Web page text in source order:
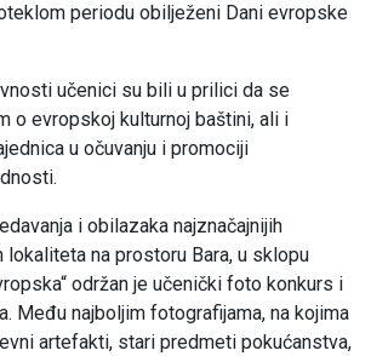
periodu obilježeni Dani evropske
učenici su bili u prilici da se
o evropskoj kulturnoj baštini, ali i
u očuvanju i promociji
i obilazaka najznačajnijih
na prostoru Bara, u sklopu
održan je učenički foto konkurs i
Među najboljim fotografijama, na kojima
artefakti, stari predmeti pokućanstva,